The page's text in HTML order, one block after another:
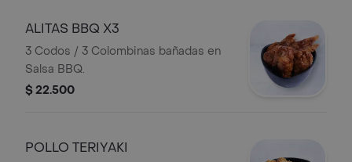
ALITAS BBQ X3
3 Codos / 3 Colombinas bañadas en
Salsa BBQ.
$ 22.500
POLLO TERIYAKI